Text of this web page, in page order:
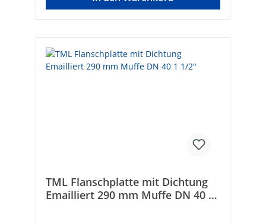
TML Flanschplatte mit Dichtung
Emailliert 290 mm Muffe DN 40 1